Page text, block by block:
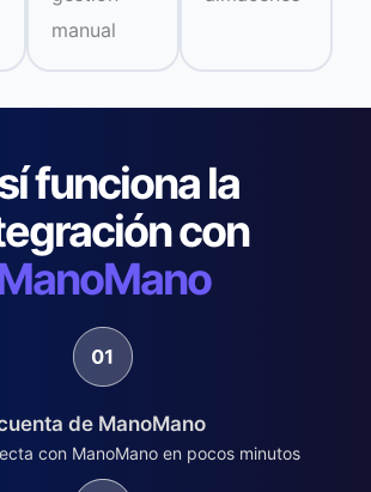
manual
funciona la
con
de ManoMano
con ManoMano en pocos minutos